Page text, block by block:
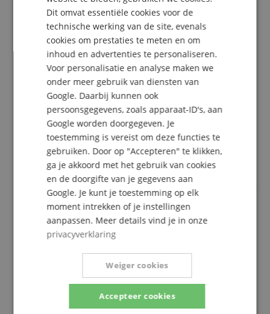
Gebaseerd op 1 Beoordeling
5 Sterren
1
4 Sterren
0
3 Sterren
0
2 Sterren
0
1 Ster
0
Een herziening van de ratings heeft als volgt
plaatsgevonden: Alleen klanten die in onze online
winkel geregistreerd zijn en het product
daadwerkelijk bij ons hebben gekocht, kunnen in
hun klantenaccount een beoordeling voor het
artikel geven.
Beoordeling door NICOLEop 27.02.2022
Ortega R121-7/8WR Wijnrood
Deze beoordeling is automatisch vertaald. Originele taal
geverifieerde aankoop
Erg mooie gitaar. Geweldig geluid met lange nagalm.
Ik ben geen professional, dit is mijn eerste gitaar, ik
ITALIAN
SPANISH
Dit omvat essentiële cookies voor de
technische werking van de site, evenals
cookies om prestaties te meten en om
inhoud en advertenties te personaliseren.
Voor personalisatie en analyse maken we
onder meer gebruik van diensten van
Google. Daarbij kunnen ook
persoonsgegevens, zoals apparaat-ID's, aan
Google worden doorgegeven. Je
toestemming is vereist om deze functies te
gebruiken. Door op "Accepteren" te klikken,
ga je akkoord met het gebruik van cookies
en de doorgifte van je gegevens aan
Google. Je kunt je toestemming op elk
moment intrekken of je instellingen
aanpassen. Meer details vind je in onze
privacyverklaring
Accepteer cookies
Weiger cookies